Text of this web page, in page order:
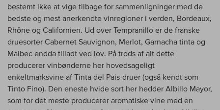
bestemt ikke at vige tilbage for sammenligninger med de
bedste og mest anerkendte vinregioner i verden, Bordeaux,
Rhône og Californien. Ud over Tempranillo er de franske
druesorter Cabernet Sauvignon, Merlot, Garnacha tinta og
Malbec endda tilladt ved lov. På trods af alt dette
producerer vinbønderne her hovedsageligt
enkeltmarksvine af Tinta del Pais-druer (også kendt som
Tinto Fino). Den eneste hvide sort her hedder Albillo Mayor,
som for det meste producerer aromatiske vine med en